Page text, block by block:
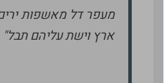
מעפר דל מאשפות
ארץ וישת עליהם תבל"